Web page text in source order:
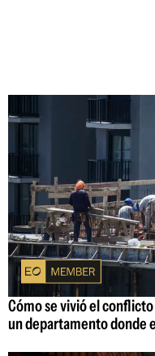
Cómo se vivió el
un departamento donde